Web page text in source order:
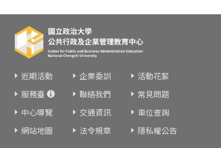
近期活動 企業委訓
活動花絮
服務臺
聯絡我們
常見問題
中心導覽
交通資訊
車位查詢
網站地圖
法令規章
隱私權公告